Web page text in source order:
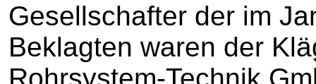
Gesellschafter der im
Beklagten waren der